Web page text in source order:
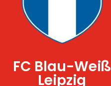
FC Blau-Weiß
Leipzig